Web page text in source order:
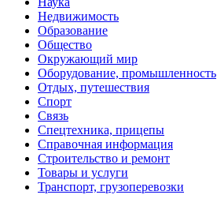
Недвижимость
Образование
Общество
Окружающий мир
Оборудование, промышленность
Отдых, путешествия
Спорт
Связь
Спецтехника, прицепы
Справочная информация
Строительство и ремонт
Товары и услуги
Транспорт, грузоперевозки